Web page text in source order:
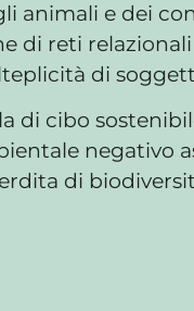
animali e dei
di reti
di
di cibo
negativo
di